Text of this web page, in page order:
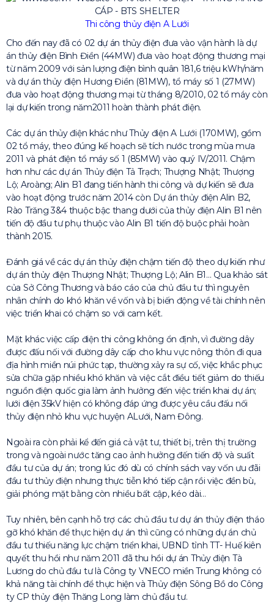
Thi công thủy điện A Lưới
Cho đến nay đã có 02 dự án thủy điện đưa vào vận hành là dự
án thủy điện Bình Điền (44MW) đưa vào hoạt động thương mại
từ năm 2009 với sản lượng điện bình quân 181,6 triệu kWh/năm
và dự án thủy điện Hương Điền (81MW), tổ máy số 1 (27MW)
đưa vào hoạt động thương mại từ tháng 8/2010, 02 tổ máy còn
lại dự kiến trong năm2011 hoàn thành phát điện.
Các dự án thủy điện khác như Thủy điện A Lưới (170MW), gồm
02 tổ máy, theo đúng kế hoạch sẽ tích nước trong mùa mưa
2011 và phát điện tổ máy số 1 (85MW) vào quý IV/2011. Chậm
hơn như các dự án Thủy điện Tả Trạch; Thượng Nhật; Thượng
Lộ; Aroàng; Alin B1 đang tiến hành thi công và dự kiến sẽ đưa
vào hoạt động trước năm 2014 còn Dự án thủy điện Alin B2,
Rào Trăng 3&4 thuộc bậc thang dưới của thủy điện Alin B1 nên
tiến độ đầu tư phụ thuộc vào Alin B1 tiến độ buộc phải hoàn
thành 2015.
Đánh giá về các dự án thủy điện chậm tiến độ theo dự kiến như
dự án thủy điện Thượng Nhật; Thượng Lộ; Alin B1… Qua khảo sát
của Sở Công Thương và báo cáo của chủ đầu tư thì nguyên
nhân chính do khó khăn về vốn và bị biến động về tài chính nên
việc triển khai có chậm so với cam kết.
Mặt khác việc cấp điện thi công không ổn định, vì đường dây
được đấu nối với đường dây cấp cho khu vực nông thôn đi qua
địa hình miền núi phức tạp, thường xảy ra sự cố, việc khắc phục
sửa chữa gặp nhiều khó khăn và việc cắt điều tiết giảm do thiếu
nguồn điện quốc gia làm ảnh hưởng đến việc triển khai dự án;
lưới điện 35kV hiện có không đáp ứng được yêu cầu đấu nối
thủy điện nhỏ khu vực huyện ALưới, Nam Đông.
Ngoài ra còn phải kể đến giá cả vật tư, thiết bị, trên thị trường
trong và ngoài nước tăng cao ảnh hưởng đến tiến độ và suất
đầu tư của dự án; trong lúc đó dù có chính sách vay vốn ưu đãi
đầu tư thủy điện nhưng thực tiễn khó tiếp cận rồi việc đền bù,
giải phóng mặt bằng còn nhiều bất cập, kéo dài…
Tuy nhiên, bên cạnh hỗ trợ các chủ đầu tư dự án thủy điện tháo
gỡ khó khăn để thực hiện dự án thì cũng có những dự án chủ
đầu tư thiếu năng lực chậm triển khai, UBND tỉnh TT- Huế kiên
quyết thu hồi như năm 2011 đã thu hồi dự án Thủy điện Tà
Lương do chủ đầu tư là Công ty VNECO miền Trung không có
khả năng tài chính để thực hiện và Thủy điện Sông Bồ do Công
ty CP thủy điện Thăng Long làm chủ đầu tư.